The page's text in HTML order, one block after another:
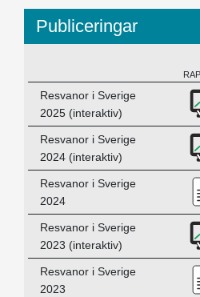
Publiceringar
BESKRIVNING
Resvanor i Sverige
2025 (interaktiv)
Resvanor i Sverige
2024 (interaktiv)
Resvanor i Sverige
2024
Resvanor i Sverige
2023 (interaktiv)
Resvanor i Sverige
2023